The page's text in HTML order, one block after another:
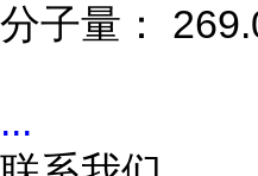
分子量：
...